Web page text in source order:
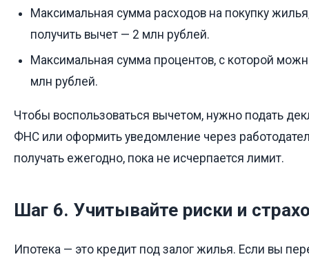
Максимальная сумма расходов на покупку
получить вычет — 2 млн рублей.
Максимальная сумма процентов, с которой
млн рублей.
Чтобы воспользоваться вычетом, нужно подать
ФНС или оформить уведомление через
получать ежегодно, пока не исчерпается лимит.
Шаг 6. Учитывайте риски и
Ипотека — это кредит под залог жилья. Если вы